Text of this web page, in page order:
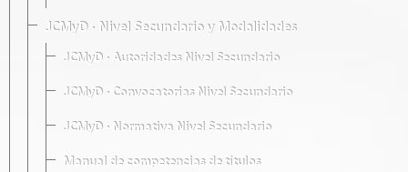
JCMyD · Nivel Secundario y Modalidades
JCMyD · Autoridades Nivel Secundario
JCMyD · Convocatorias Nivel Secundario
JCMyD · Normativa Nivel Secundario
Manual de competencias de títulos